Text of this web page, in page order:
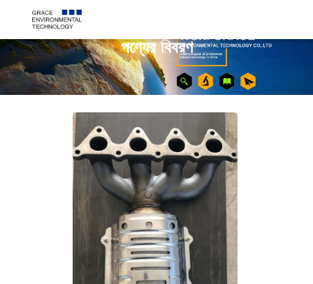
পণ্যের বিবরণ